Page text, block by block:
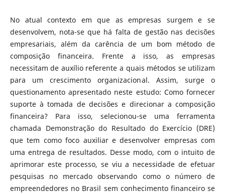
No atual contexto em que as empresas surgem e se
desenvolvem, nota-se que há falta de gestão nas decisões
empresariais, além da carência de um bom método de
composição financeira. Frente a isso, as empresas
necessitam de auxílio referente a quais métodos se utilizam
para um crescimento organizacional. Assim, surge o
questionamento apresentado neste estudo: Como fornecer
suporte à tomada de decisões e direcionar a composição
financeira? Para isso, selecionou-se uma ferramenta
chamada Demonstração do Resultado do Exercício (DRE)
que tem como foco auxiliar e desenvolver empresas com
uma entrega de resultados. Desse modo, com o intuito de
aprimorar este processo, se viu a necessidade de efetuar
pesquisas no mercado observando como o número de
empreendedores no Brasil sem conhecimento financeiro se